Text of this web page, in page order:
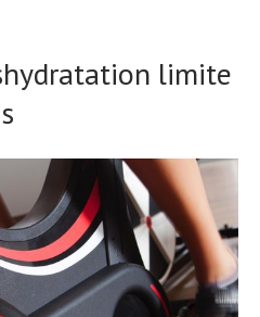
limite